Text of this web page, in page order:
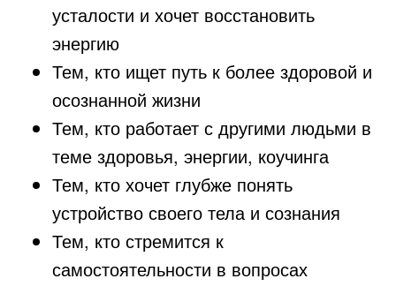
усталости и хочет восстановить
энергию
Тем, кто ищет путь к более здоровой и
осознанной жизни
Тем, кто работает с другими людьми в
теме здоровья, энергии, коучинга
Тем, кто хочет глубже понять
устройство своего тела и сознания
Тем, кто стремится к
самостоятельности в вопросах